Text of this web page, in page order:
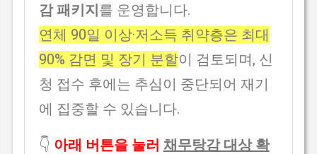
감 패키지를 운영합니다.
연체 90일 이상·저소득 취약층은 최대
90% 감면 및 장기 분할이 검토되며, 신
청 접수 후에는 추심이 중단되어 재기
에 집중할 수 있습니다.
👇 아래 버튼을 눌러 채무탕감 대상 확